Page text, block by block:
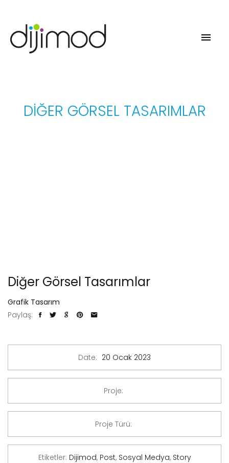
DIĞER GÖRSEL TASARIMLAR
Diğer Görsel Tasarımlar
Grafik Tasarım
Paylaş:
Date: 20 Ocak 2023
Proje:
Proje Türü:
Etiketler: Dijimod, Post, Sosyal Medya, Story